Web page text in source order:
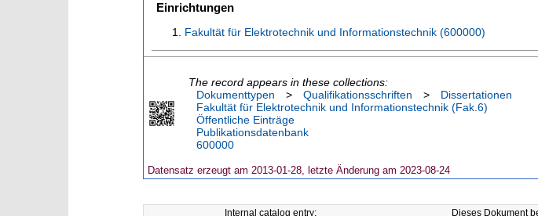
Einrichtungen
Fakultät für Elektrotechnik und Informationstechnik (600000)
The record appears in these collections:
Dokumenttypen
> Qualifikationsschriften >
Dissertationen
Fakultät für Elektrotechnik und Informationstechnik (Fak.6)
Öffentliche Einträge
Publikationsdatenbank
600000
Datensatz erzeugt am 2013-01-28, letzte Änderung am 2023-08-24
Internal catalog entry: Dieses Dokument